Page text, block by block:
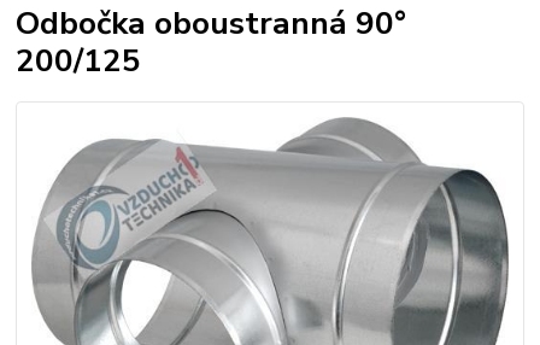
Odbočka oboustranná 90°
200/125